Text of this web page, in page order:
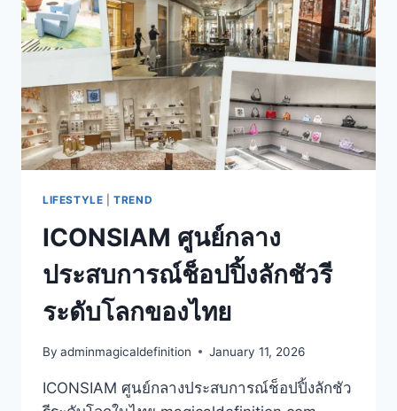
ICONSIAM
พร้อม
เครื่อง
ประดับ
ชั้น
สูง
LIFESTYLE |TREND
ICONSIAM ศูนย์กลาง
ประสบการณ์ช็อปปิ้งลักชัวรี
ระดับโลกของไทย
By adminmagicaldefinition January 11, 2026
ICONSIAM ศูนย์กลางประสบการณ์ช็อปปิ้งลักชัว